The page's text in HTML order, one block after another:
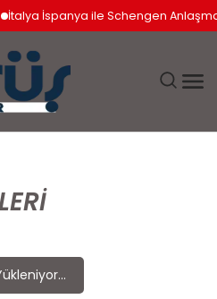
İtalya İspanya ile Schengen